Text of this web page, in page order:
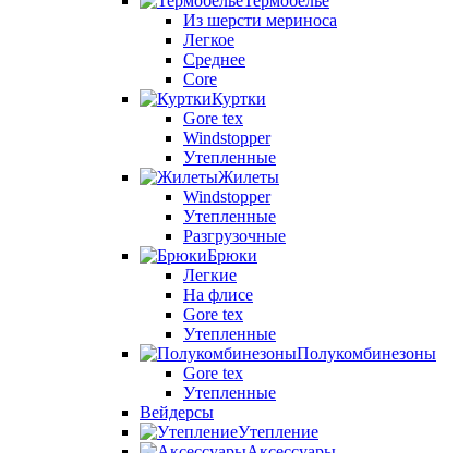
Из шерсти мериноса
Легкое
Среднее
Core
Куртки
Gore tex
Windstopper
Утепленные
Жилеты
Windstopper
Утепленные
Разгрузочные
Брюки
Легкие
На флисе
Gore tex
Утепленные
Полукомбинезоны
Gore tex
Утепленные
Вейдерсы
Утепление